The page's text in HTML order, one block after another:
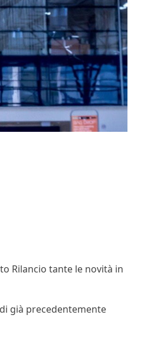
Rilancio tante le novità in
già precedentemente